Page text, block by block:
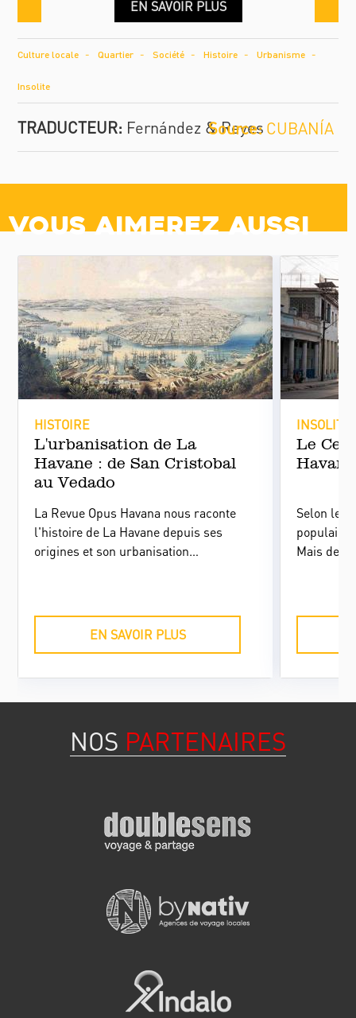
EN SAVOIR PLUS
Culture locale Quartier Société Histoire Urbanisme
Insolite
TRADUCTEUR: Fernández & ReyesCUBANÍA
Vous aimerez aussi
HISTOIRE
L'urbanisation de La
Havane : de San Cristobal
au Vedado
La Revue Opus Havana nous raconte
l'histoire de La Havane depuis ses
origines et son urbanisation
"interdites" du Vedado.
EN SAVOIR PLUS
INSOLITE
Le
Havane
Selon le
populaire
Mais de
NOS PARTENAIRES